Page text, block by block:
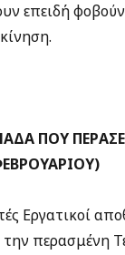
επειδή
ΠΟΥ
Εργατικοί
περασμένη